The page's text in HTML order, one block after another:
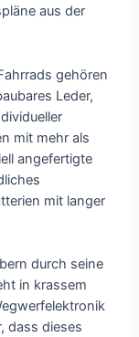
aus der
gehören
Leder,
mit mehr als
angefertigte
mit langer
durch seine
in krassem
dass dieses